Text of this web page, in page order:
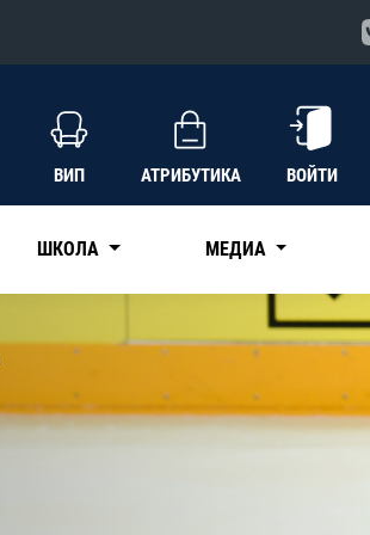
ВИП АТРИБУТИКА ВОЙТИ
ШКОЛА МЕДИА